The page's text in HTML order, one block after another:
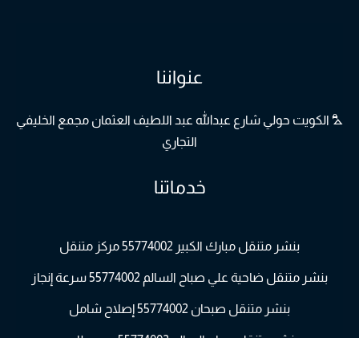
عنواننا
⛍ الكويت حولي شارع عبدالله عبد اللطيف العثمان مجمع الخليفي
التجاري
خدماتنا
بنشر متنقل مبارك الكبير 55774002 مركز متنقل
بنشر متنقل ضاحية علي صباح السالم 55774002 سرعة إنجاز
بنشر متنقل صبحان 55774002 إصلاح شامل